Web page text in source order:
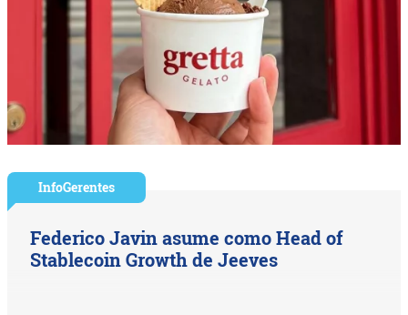
InfoGerentes
Federico Javin asume como Head of
Stablecoin Growth de Jeeves